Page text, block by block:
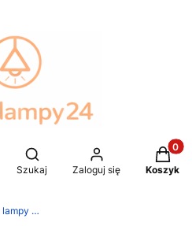
Otwórz wyszukiwarkę
Szukaj Zaloguj się Koszyk